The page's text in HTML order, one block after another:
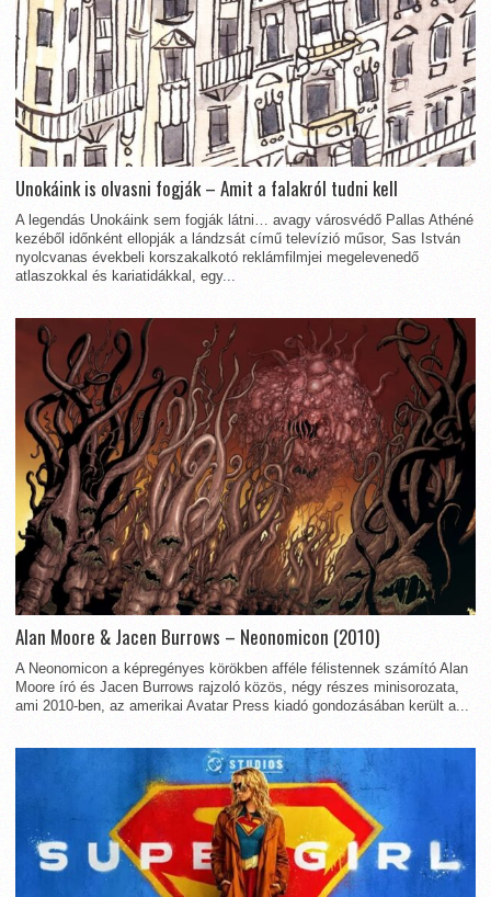
Unokáink is olvasni fogják – Amit a falakról tudni kell
A legendás Unokáink sem fogják látni… avagy városvédő Pallas Athéné
kezéből időnként ellopják a lándzsát című televízió műsor, Sas István
nyolcvanas évekbeli korszakalkotó reklámfilmjei megelevenedő
atlaszokkal és kariatidákkal, egy...
Alan Moore & Jacen Burrows – Neonomicon (2010)
A Neonomicon a képregényes körökben afféle félistennek számító Alan
Moore író és Jacen Burrows rajzoló közös, négy részes minisorozata,
ami 2010-ben, az amerikai Avatar Press kiadó gondozásában került a...